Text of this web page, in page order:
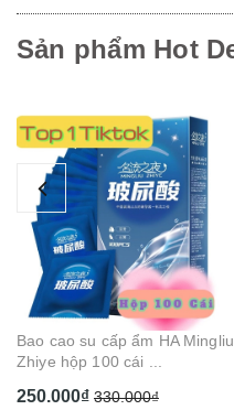
Sản phẩm Hot
Bút rung điểm G dài tím hồng 3
đầu tròn gai chạ...
210.000₫